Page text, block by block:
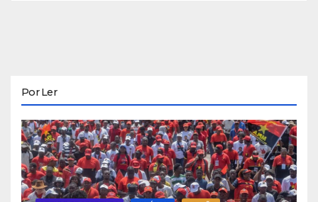
Por Ler